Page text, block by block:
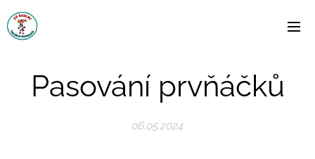
Pasování prvňáčků
06.05.2024